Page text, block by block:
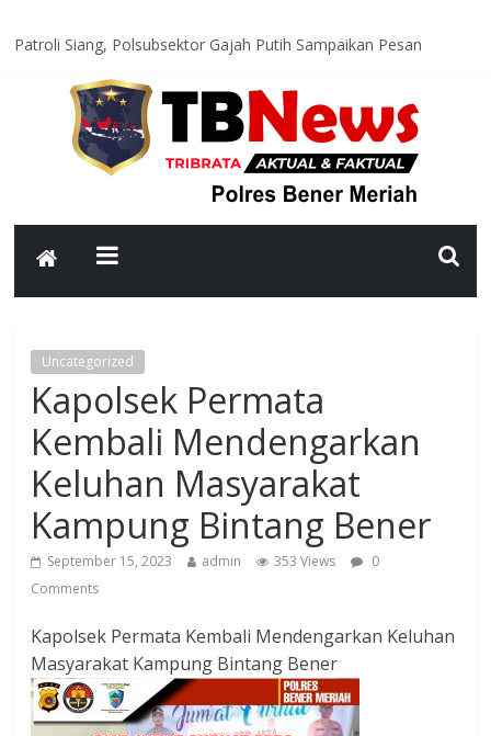
Patroli Siang, Polsubsektor Gajah Putih Sampaikan Pesan
Cegah Balap Liar dan Kecelakaan, Satlantas Polres Bener Meriah
Intensifkan Patroli Malam
Bujang Beru Gayo 2026 Resmi Dinobatkan, Generasi Muda Jadi
Garda Budaya Bener Meriah
Polres Bener Meriah Tingkatkan Patroli KRYD, Jaga Kamtibmas
Pesan Kamtibmas
Uncategorized
Kapolsek Permata
Kembali Mendengarkan
Keluhan Masyarakat
Kampung Bintang Bener
September 15, 2023 admin 353 Views
0
Comments
Kapolsek Permata Kembali Mendengarkan Keluhan
Masyarakat Kampung Bintang Bener